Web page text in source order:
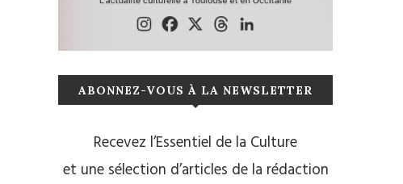
ABONNEZ-VOUS À LA NEWSLETTER
Recevez l’Essentiel de la Culture
et une sélection d’articles de la rédaction